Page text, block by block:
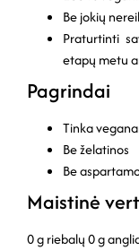
Bejokių
Praturtinti
etapų metu
Pagrindai
Tinka
Be želatinos
Be
Maistinė
0 g riebalų0 g